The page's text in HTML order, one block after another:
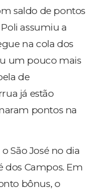
saldo de pontos
assumiu a
na cola dos
um pouco mais
de
já estão
pontos na
São José no dia
dos Campos. Em
bônus, o